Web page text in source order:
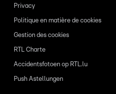
Privacy
Politique en matière de cookies
Gestion des cookies
RTL Charte
Accidentsfotoen op RTL.lu
Push Astellungen